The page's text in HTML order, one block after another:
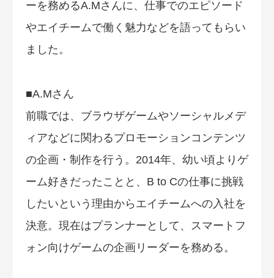
ーを務めるA.Mさんに、仕事でのエピソード
やエイチームで働く魅力などを語ってもらい
ました。
■A.Mさん
前職では、ブラウザゲームやソーシャルメデ
ィアなどに関わるプロモーションコンテンツ
の企画・制作を行う。2014年、幼い頃よりゲ
ーム好きだったことと、B to Cの仕事に挑戦
したいという理由からエイチームへの入社を
決意。現在はプランナーとして、スマートフ
ォン向けゲームの企画リーダーを務める。